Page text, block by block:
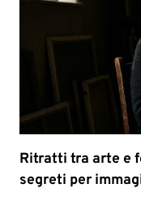
Ritratti tra arte e
segreti per